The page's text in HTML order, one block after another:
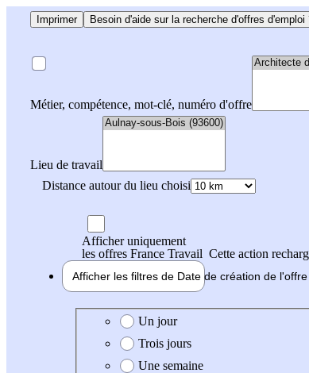
Imprimer Besoin d'aide sur la recherche d'offres d'emploi
Métier, compétence, mot-clé, numéro d'offre
Lieu de travail
Distance autour du lieu choisi
Afficher uniquement
les offres France Travail Cette action
Afficher les filtres de Date de création de l'offre
Date de création de l'offre
Un jour
Trois jours
Une semaine